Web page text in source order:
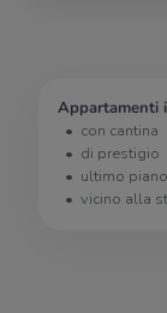
Appartamenti
con cantina
di prestigio
ultimo piano
vicino alla